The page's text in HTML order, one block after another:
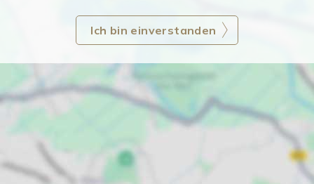
Ich bin einverstanden